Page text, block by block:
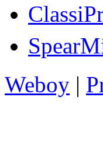
Weboy |